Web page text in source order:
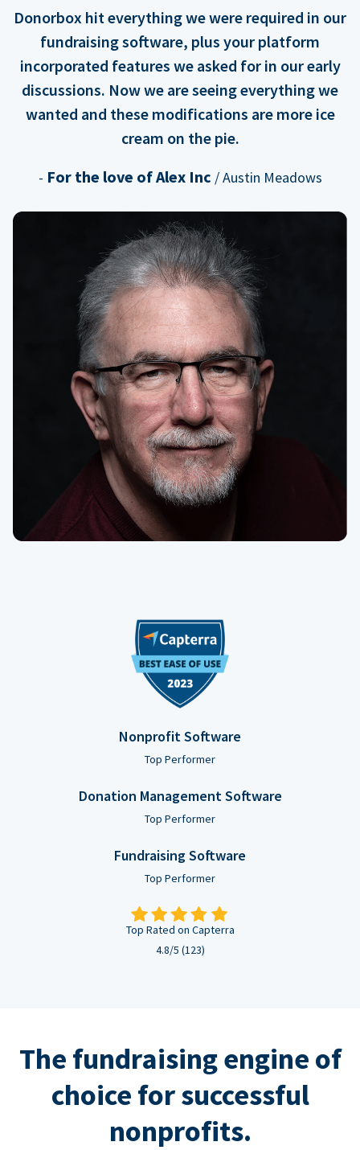
Donorbox hit everything we were required in our
fundraising software, plus your platform
incorporated features we asked for in our early
discussions. Now we are seeing everything we
wanted and these modifications are more ice
cream on the pie.
- For the love of Alex Inc / Austin Meadows
Nonprofit Software
Top Performer
Donation Management Software
Top Performer
Fundraising Software
Top Performer
Top Rated on Capterra
4.8/5 (123)
The fundraising engine of
choice for successful
nonprofits.